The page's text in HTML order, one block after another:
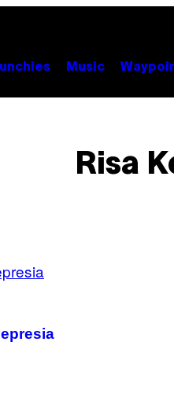
Music
Risa